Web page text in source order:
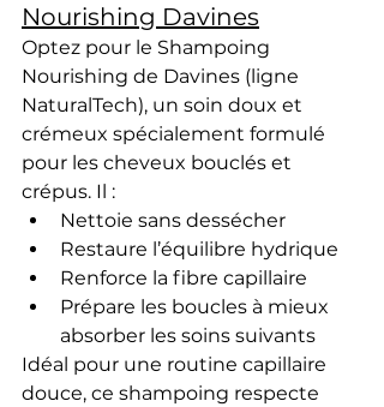
Nourishing Davines
Optez pour le Shampoing
Nourishing de Davines (ligne
NaturalTech), un soin doux et
crémeux spécialement formulé
pour les cheveux bouclés et
crépus. Il :
Nettoie sans dessécher
Restaure l’équilibre hydrique
Renforce la fibre capillaire
Prépare les boucles à mieux
absorber les soins suivants
Idéal pour une routine capillaire
douce, ce shampoing respecte